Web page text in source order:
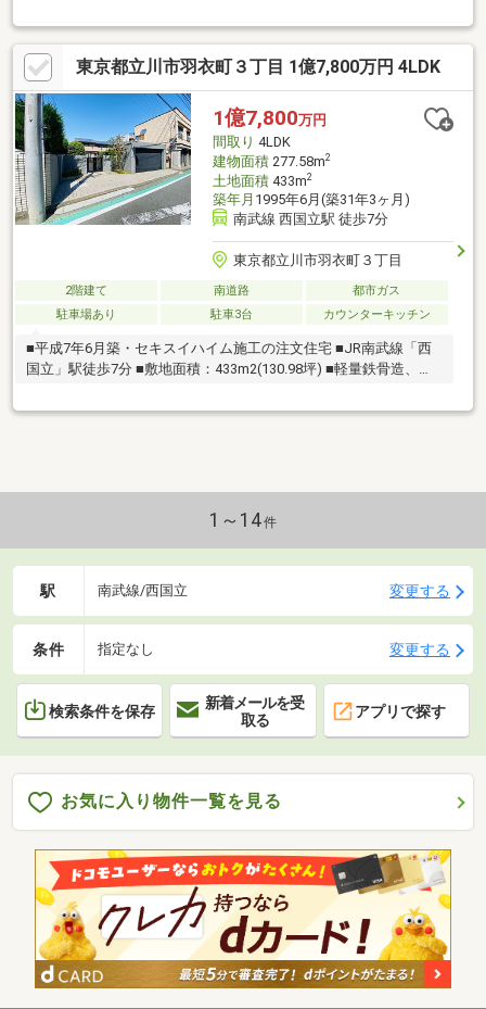
東京都立川市羽衣町３丁目 1億7,800万円 4LDK
1億7,800万円
間取り 4LDK
建物面積277.58m2
土地面積433m2
築年月 1995年6月(築31年3ヶ月)
南武線 西国立駅 徒歩7分
東京都立川市羽衣町３丁目
2階建て 南道路
都市ガス
駐車場あり
駐車3台 カウンターキッチン
■平成7年6月築・セキスイハイム施工の注文住宅 ■JR南武線「西
国立」駅徒歩7分 ■敷地面積：433m2(130.98坪) ■軽量鉄骨造、
1～14件
駅 南武線/西国立 変更する
条件 指定なし 変更する
検索条件を保存
新着メールを受
取る
アプリで探す
お気に入り物件一覧を見る